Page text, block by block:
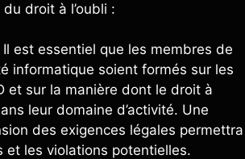
droit à l’oubli :
est essentiel que les membres de
informatique soient formés sur les
et sur la manière dont le droit à
leur domaine d’activité. Une
des exigences légales permettra
et les violations potentielles.